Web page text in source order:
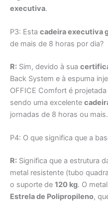
executiva.
P3: Esta cadeira executiva
de mais de 8 horas por dia?
R: Sim, devido à sua
Back System e à espuma
OFFICE Comfort é
sendo uma excelente
jornadas de 8 horas ou mais.
P4: O que significa que a
R: Significa que a estrutura
metal resistente (tubo
o suporte de 120 kg. O
Estrela de Polipropileno,